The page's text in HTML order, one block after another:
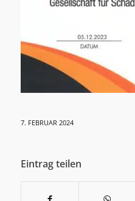
7. FEBRUAR 2024
Eintrag teilen